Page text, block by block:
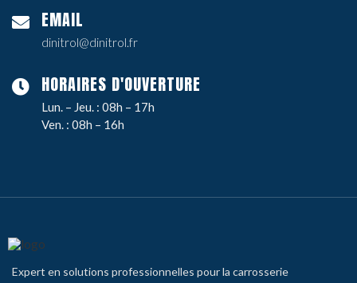
EMAIL
dinitrol@dinitrol.fr
HORAIRES D'OUVERTURE
Lun. – Jeu. : 08h – 17h
Ven. : 08h – 16h
Expert en solutions professionnelles pour la carrosserie